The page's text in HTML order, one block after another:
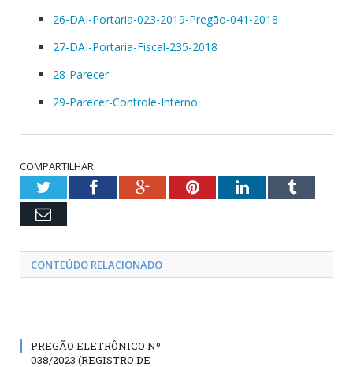
26-DAI-Portaria-023-2019-Pregão-041-2018
27-DAI-Portaria-Fiscal-235-2018
28-Parecer
29-Parecer-Controle-Interno
COMPARTILHAR:
TwitterFacebookGoogle+PinterestLinkedInTumblr
Email
CONTEÚDO RELACIONADO
PREGÃO ELETRÔNICO Nº
038/2023 (REGISTRO DE